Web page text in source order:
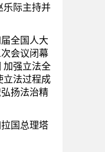
乐际主持并
全国人大
会议闭幕
加强立法全
立法过程成
扬法治精
国总理塔